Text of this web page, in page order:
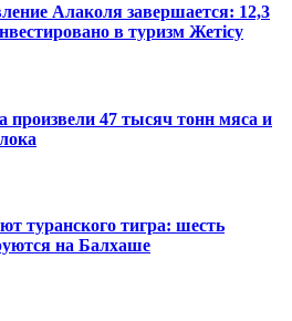
Алаколя завершается: 12,3
в туризм Жетісу
произвели 47 тысяч тонн мяса и
туранского тигра: шесть
на Балхаше